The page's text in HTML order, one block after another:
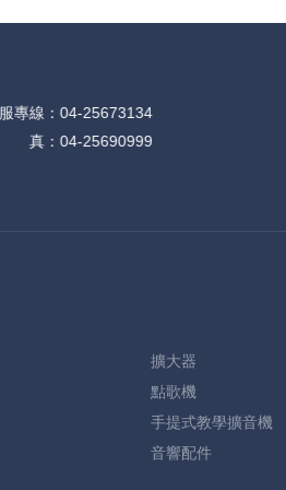
服專線：04-25673134
真：04-25690999
擴大器
點歌機
手提式教學擴音機
音響配件